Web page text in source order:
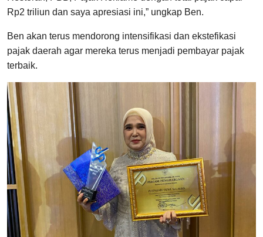
Rp2 triliun dan saya apresiasi ini,” ungkap Ben.
Ben akan terus mendorong intensifikasi dan ekstefikasi
pajak daerah agar mereka terus menjadi pembayar pajak
terbaik.